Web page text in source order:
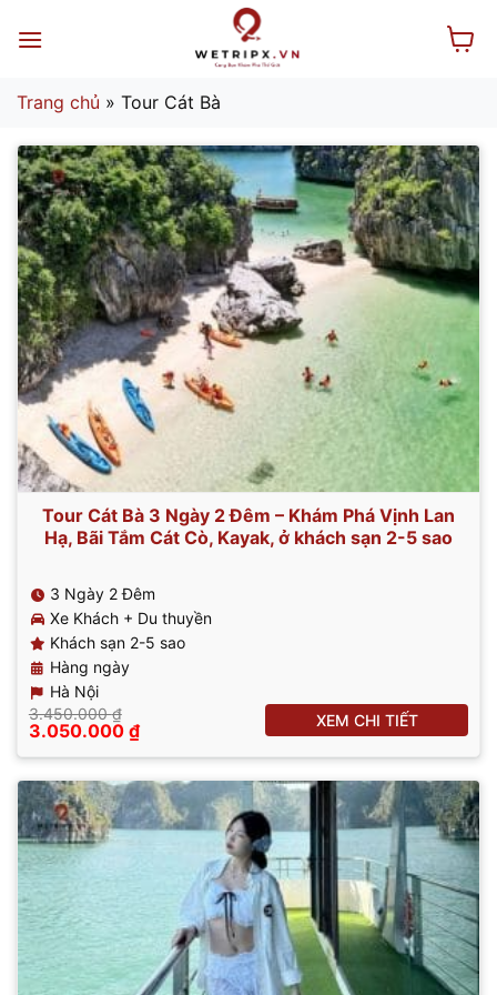
qua
dung
Trang chủ » Tour Cát Bà
Tour Cát Bà 3 Ngày 2 Đêm – Khám Phá Vịnh Lan
Hạ, Bãi Tắm Cát Cò, Kayak, ở khách sạn 2-5 sao
3 Ngày 2 Đêm
Xe Khách + Du thuyền
Khách sạn 2-5 sao
Hàng ngày
Hà Nội
3.450.000₫
Giá
là:
3.450.000 ₫.
3.050.000 ₫Giá
hiện
tại
là:
3.050.000 ₫.
XEM CHI TIẾT